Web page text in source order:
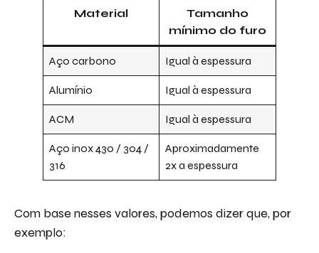
Material
Tamanho
mínimo do furo
Aço carbono Igual à espessura
Alumínio Igual à espessura
ACM Igual à espessura
Aço inox 430 / 304 /
316
Aproximadamente
2x a espessura
Com base nesses valores, podemos dizer que, por
exemplo: